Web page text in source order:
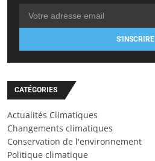
S'INSCRIRE
CATÉGORIES
Actualités Climatiques
Changements climatiques
Conservation de l'environnement
Politique climatique